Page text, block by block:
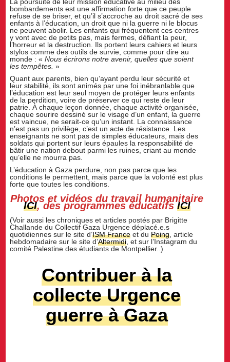
bombardements est une affirmation forte que ce peuple
refuse de se briser, et qu’il s’accroche au droit sacré de ses
enfants à l’éducation, un droit que ni la guerre ni le blocus
ne peuvent abolir. Les enfants qui fréquentent ces centres
y vont avec de petits pas, mais fermes, défiant la peur,
l’horreur et la destruction. Ils portent leurs cahiers et leurs
stylos comme des outils de survie, comme pour dire au
monde : «Nous écrirons notre avenir, quelles que soient
les tempêtes. »
Quant aux parents, bien qu’ayant perdu leur sécurité et
leur stabilité, ils sont animés par une foi inébranlable que
l’éducation est leur seul moyen de protéger leurs enfants
de la perdition, voire de préserver ce qui reste de leur
patrie. À chaque leçon donnée, chaque activité organisée,
chaque sourire dessiné sur le visage d’un enfant, la guerre
est vaincue, ne serait-ce qu’un instant. La connaissance
n’est pas un privilège, c’est un acte de résistance. Les
enseignants ne sont pas de simples éducateurs, mais des
soldats qui portent sur leurs épaules la responsabilité de
bâtir une nation debout parmi les ruines, criant au monde
qu’elle ne mourra pas.
L’éducation à Gaza perdure, non pas parce que les
conditions le permettent, mais parce que la volonté est plus
forte que toutes les conditions.
Photos et vidéos du travail humanitaire
ICI, des programmes éducatifsICI
(Voir aussi les chroniques et articles postés par Brigitte
Challande du Collectif Gaza Urgence déplacé.e.s
quotidiennes sur le site d’ISM France et duPoing , article
hebdomadaire sur le site d’Altermidi , et sur l’Instagram du
comité Palestine des étudiants de Montpellier..)
Contribuer à la
collecte Urgence
guerre à Gaza